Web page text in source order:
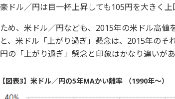
ドル／円は目一杯上昇しても105円を大きく
め、米ドル／円なども、2015年の米ドル高
、米ドル「上がり過ぎ」懸念は、2015年のそ
の「上がり過ぎ」懸念と印象はかなり違いが
【図表3】米ドル／円の5年MAかい離率 （1990年～）